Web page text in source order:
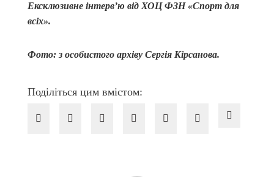
Ексклюзивне інтерв’ю від ХОЦ ФЗН «Спорт для
всіх».
Фото: з особистого архіву Сергія Кірсанова.
Поділіться цим вмістом: